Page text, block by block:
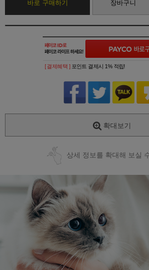
바로 구매하기 장바구니
[ 결제혜택 ] 포인트 결제시 1% 적립!
확대보기
상세 정보를 확대해 보실